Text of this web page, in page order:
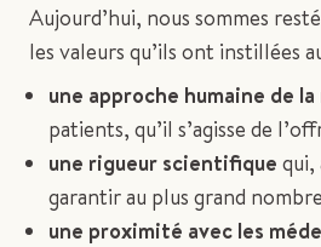
Aujourd’hui, nous sommes
les valeurs qu’ils ont instillées
une approche humaine de
patients, qu’il s’agisse de
une rigueur scientifique qui,
garantir au plus grand
une proximité avec les